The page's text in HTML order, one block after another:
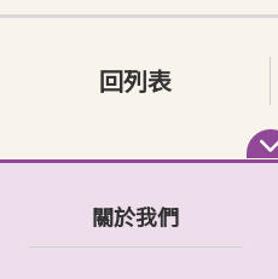
回列表
關於我們